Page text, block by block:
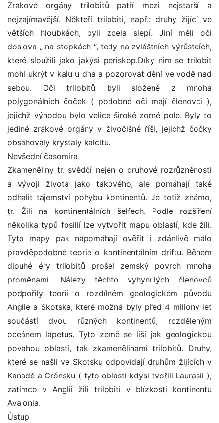
Zrakové orgány trilobitů patří mezi nejstarší a
nejzajímavější. Někteří trilobiti, např.: druhy žijící ve
větších hloubkách, byli zcela slepí. Jiní měli oči
doslova „ na stopkách “, tedy na zvláštních výrůstcích,
které sloužili jako jakýsi periskop.Díky nim se trilobit
mohl ukrýt v kalu u dna a pozorovat dění ve vodě nad
sebou. Oči trilobitů byli složené z mnoha
polygonálních čoček ( podobné oči mají členovci ),
jejichž výhodou bylo velice široké zorné pole. Byly to
jediné zrakové orgány v živočišné říši, jejichž čočky
obsahovaly krystaly kalcitu.
Nevšední časomíra
Zkameněliny tr. svědčí nejen o druhové rozrůzněnosti
a vývoji života jako takového, ale pomáhají také
odhalit tajemství pohybu kontinentů. Je totiž známo,
tr. Žili na kontinentálních šelfech. Podle rozšíření
několika typů fosilií lze vytvořit mapu oblastí, kde žili.
Tyto mapy pak napomáhají ověřit i zdánlivě málo
pravděpodobné teorie o kontinentálním driftu. Během
dlouhé éry trilobitů prošel zemský povrch mnoha
proměnami. Nálezy těchto vyhynulých členovců
podpořily teorii o rozdílném geologickém původu
Anglie a Skotska, které možná byly před 4 miliony let
součástí dvou různých kontinentů, rozděleným
oceánem lapetus. Tyto země se liší jak geologickou
povahou oblastí, tak zkamenělinami trilobitů. Druhy,
které se našli ve Skotsku odpovídají druhům žijících v
Kanadě a Grónsku ( tyto oblasti kdysi tvořili Laurasii ),
zatímco v Anglii žili trilobiti v blízkosti kontinentu
Avalonia.
Ústup